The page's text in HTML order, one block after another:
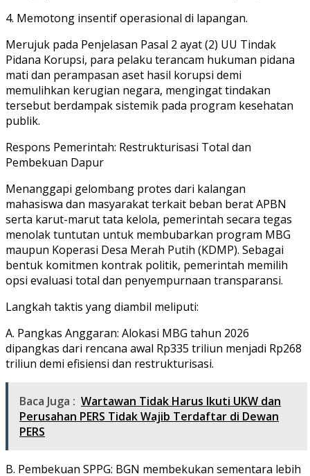
4. Memotong insentif operasional di lapangan.
Merujuk pada Penjelasan Pasal 2 ayat (2) UU Tindak
Pidana Korupsi, para pelaku terancam hukuman pidana
mati dan perampasan aset hasil korupsi demi
memulihkan kerugian negara, mengingat tindakan
tersebut berdampak sistemik pada program kesehatan
publik.
Respons Pemerintah: Restrukturisasi Total dan
Pembekuan Dapur
Menanggapi gelombang protes dari kalangan
mahasiswa dan masyarakat terkait beban berat APBN
serta karut-marut tata kelola, pemerintah secara tegas
menolak tuntutan untuk membubarkan program MBG
maupun Koperasi Desa Merah Putih (KDMP). Sebagai
bentuk komitmen kontrak politik, pemerintah memilih
opsi evaluasi total dan penyempurnaan transparansi.
Langkah taktis yang diambil meliputi:
A. Pangkas Anggaran: Alokasi MBG tahun 2026
dipangkas dari rencana awal Rp335 triliun menjadi Rp268
triliun demi efisiensi dan restrukturisasi.
Baca Juga : Wartawan Tidak Harus Ikuti UKW dan
Perusahan PERS Tidak Wajib Terdaftar di Dewan
PERS
B. Pembekuan SPPG: BGN membekukan sementara lebih